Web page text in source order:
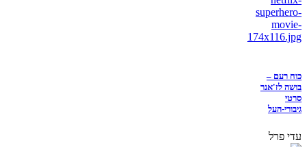
כוח רעם –
בושה לז'אנר
סרטי
גיבורי-העל
עדי פרל